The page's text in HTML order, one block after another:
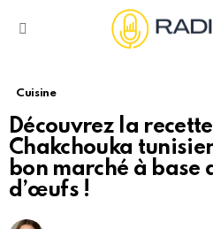
Cuisine
Découvrez la
Chakchouka
bon marché à base
d’œufs !